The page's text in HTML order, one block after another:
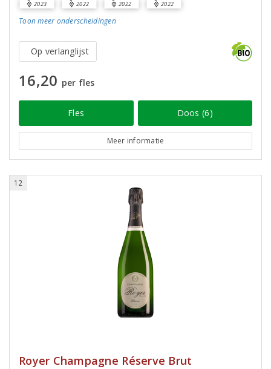
2023 2022 2022 2022
Toon meer onderscheidingen
Op verlanglijst
16,20 per fles
Fles Doos (6)
Meer informatie
12
Royer Champagne Réserve Brut